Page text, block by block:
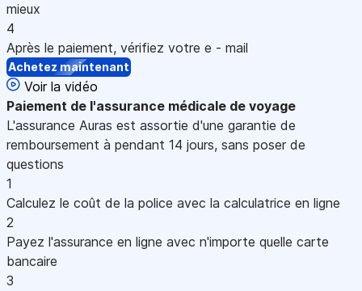
mieux
4
Après le paiement, vérifiez votre e - mail
Achetez maintenant
Voir la vidéo
Paiement de l'assurance médicale de voyage
L'assurance Auras est assortie d'une garantie de
remboursement à pendant 14 jours, sans poser de
questions
1
Calculez le coût de la police avec la calculatrice en ligne
2
Payez l'assurance en ligne avec n'importe quelle carte
bancaire
3